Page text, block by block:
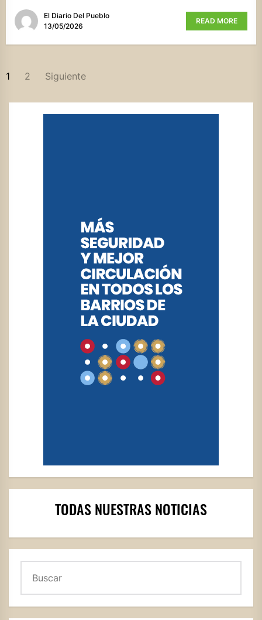
El Diario Del Pueblo
13/05/2026
READ MORE
PAGINACIÓN
ENTRADAS
1 2 Siguiente
TODAS NUESTRAS NOTICIAS